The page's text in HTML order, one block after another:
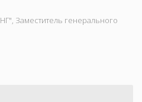
Заместитель генерального